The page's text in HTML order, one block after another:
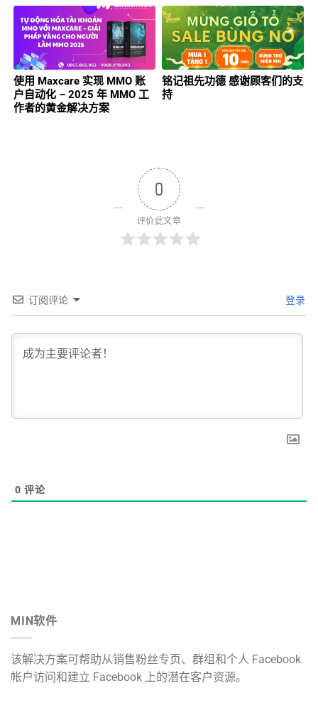
使用 Maxcare 实现 MMO 账
户自动化 – 2025 年 MMO 工
作者的黄金解决方案
铭记祖先功德 感谢顾客们的支
持
0
评价此文章
订阅评论 登录
0 评论
MIN软件
该解决方案可帮助从销售粉丝专页、群组和个人 Facebook
帐户访问和建立 Facebook 上的潜在客户资源。